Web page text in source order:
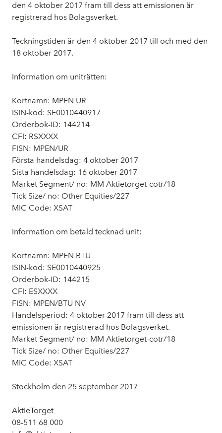
den 4 oktober 2017 fram till dess att emissionen är
registrerad hos Bolagsverket.
Teckningstiden är den 4 oktober 2017 till och med den
18 oktober 2017.
Information om uniträtten:
Kortnamn: MPEN UR
ISIN-kod: SE0010440917
Orderbok-ID: 144214
CFI: RSXXXX
FISN: MPEN/UR
Första handelsdag: 4 oktober 2017
Sista handelsdag: 16 oktober 2017
Market Segment/ no: MM Aktietorget-cotr/18
Tick Size/ no: Other Equities/227
MIC Code: XSAT
Information om betald tecknad unit:
Kortnamn: MPEN BTU
ISIN-kod: SE0010440925
Orderbok-ID: 144215
CFI: ESXXXX
FISN: MPEN/BTU NV
Handelsperiod: 4 oktober 2017 fram till dess att
emissionen är registrerad hos Bolagsverket.
Market Segment/ no: MM Aktietorget-cotr/18
Tick Size/ no: Other Equities/227
MIC Code: XSAT
Stockholm den 25 september 2017
AktieTorget
08-511 68 000